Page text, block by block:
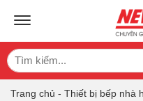
TOGGLE NAVIGATION
Search
for:
Trang chủ - Thiết bị bếp nhà